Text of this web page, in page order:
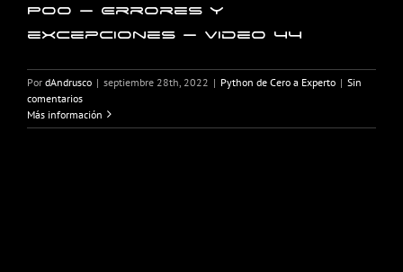
POO – Errores y
excepciones – Video 44
Por dAndrusco | septiembre 28th, 2022 | Python de Cero a Experto | Sin
comentarios
Más información